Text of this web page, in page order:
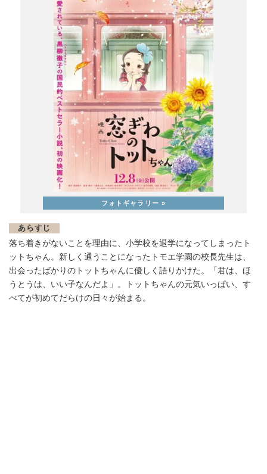
あらすじ
落ち着きがないことを理由に、小学校を退学になってしまったト
ットちゃん。新しく通うことになったトモエ学園の校長先生は、
出会ったばかりのトットちゃんに優しく語りかけた。「君は、ほ
うとうは、いい子なんだよ」。トットちゃんの元気いっぱい、す
べてが初めてだらけの日々が始まる。